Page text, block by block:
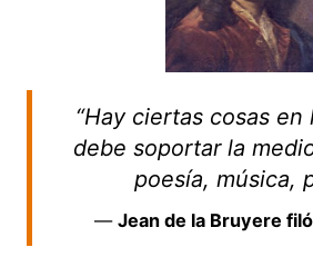
“Hay ciertas cosas en
debe soportar la
poesía, música,
—Jean de la Bruyere